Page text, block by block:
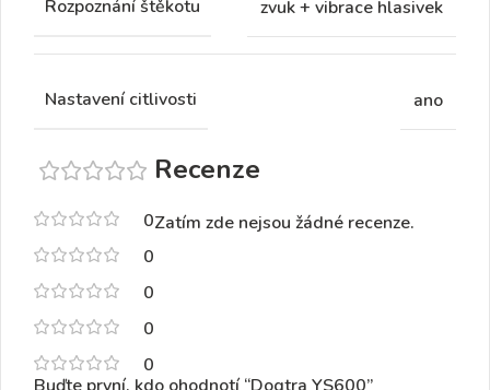
Rozpoznání štěkotu zvuk + vibrace hlasivek
Nastavení citlivosti ano
0
0
0
0
0
Recenze
Zatím zde nejsou žádné recenze.